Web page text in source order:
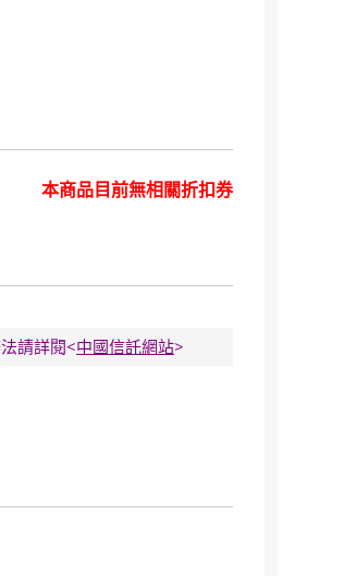
本商品目前無相關折扣券
請詳閱<中國信託網站>